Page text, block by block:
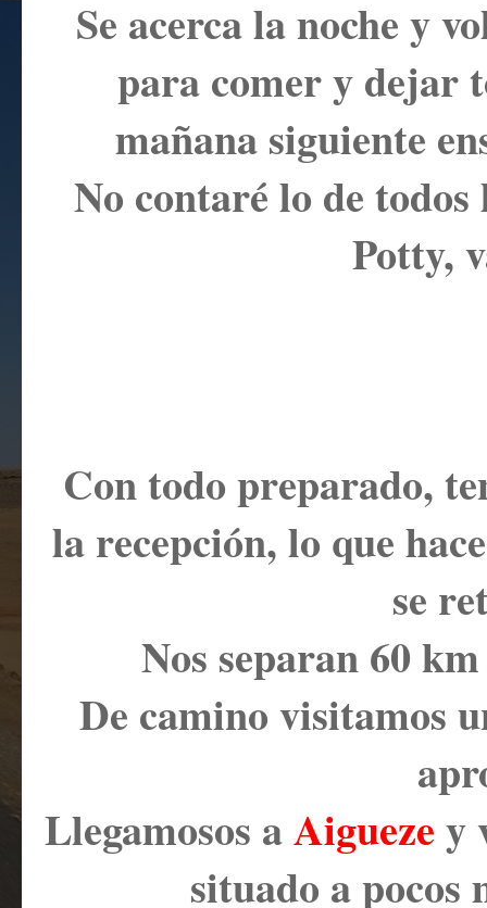
Se acerca la noche y
para comer y dejar
mañana siguiente
No contaré lo de
Potty,
Con todo preparado,
la recepción, lo que
se
Nos separan 60
De camino visitamos
Llegamosos aAiguezey
situado a